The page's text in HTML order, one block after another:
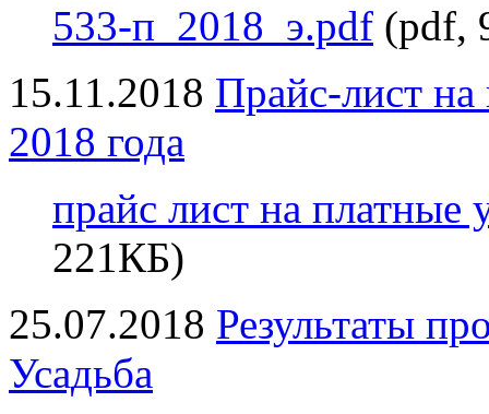
533-п_2018_э.pdf (pdf,
15.11.2018 Прайс-лист на
2018 года
прайс лист на платные
221КБ)
25.07.2018 Результаты
Усадьба